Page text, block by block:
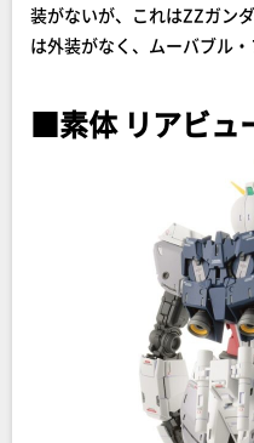
装がないが、これはZZガン
は外装がなく、ムーバブル
■素体 リアビュ